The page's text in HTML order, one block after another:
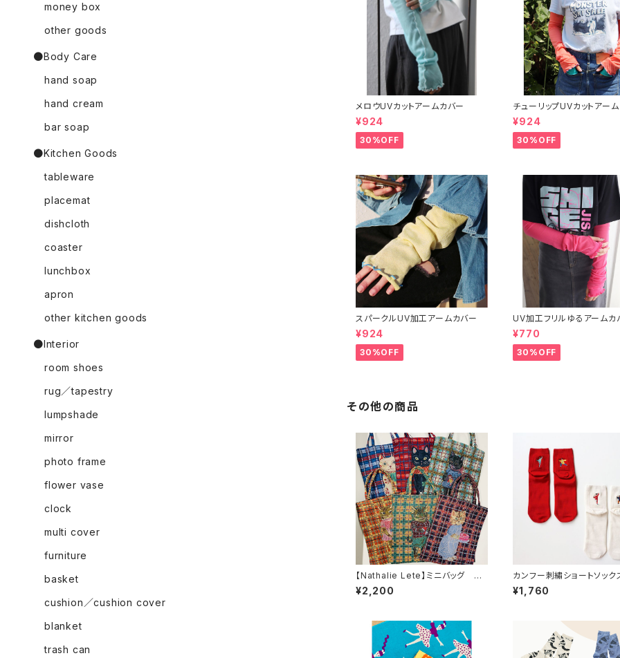
メロウUVカットアームカバー
¥924
30%OFF
チューリップUVカットアー
¥924
30%OFF
スパークルUV加工アームカバー
¥924
30%OFF
UV加工フリルゆるアームカ
¥770
30%OFF
その他の商品
【Nathalie Lete】ミニバッグ チ
ェック
¥2,200
カンフー刺繡ショートソック
¥1,760
money box
other goods
●Body Care
hand soap
hand cream
bar soap
●Kitchen Goods
tableware
placemat
dishcloth
coaster
lunchbox
apron
other kitchen goods
●Interior
room shoes
rug／tapestry
lumpshade
mirror
photo frame
flower vase
clock
multi cover
furniture
basket
cushion／cushion cover
blanket
trash can